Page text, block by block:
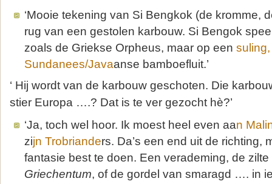
‘Mooie tekening van Si Bengkok (de kromme,
rug van een gestolen karbouw. Si Bengok
zoals de Griekse Orpheus, maar op een
Sundanees/Javaanse bamboefluit.’
‘ Hij wordt van de karbouw geschoten. Die
stier Europa ….? Dat is te ver gezocht hè?’
‘Ja, toch wel hoor. Ik moest heel even aan
zijn Trobrianders. Da’s een end uit de richting,
fantasie best te doen. Een verademing, de
Griechentum, of de gordel van smaragd …. in